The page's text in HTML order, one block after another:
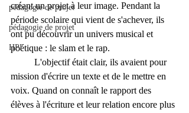
pédagogie de projet
pédagogie de projet
HPI
créant un projet à leur image. Pendant la
période scolaire qui vient de s'achever, ils
ont pu découvrir un univers musical et
poétique : le slam et le rap.
mission d'écrire un texte et de le mettre en
voix. Quand on connaît le rapport des
élèves à l'écriture et leur relation encore plus